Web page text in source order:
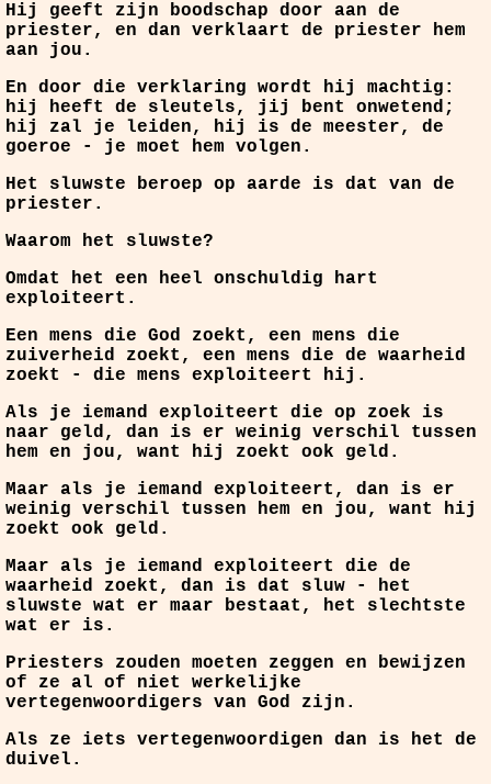
Hij geeft zijn boodschap door aan de
priester, en dan verklaart de priester hem
aan jou.
En door die verklaring wordt hij machtig:
hij heeft de sleutels, jij bent onwetend;
hij zal je leiden, hij is de meester, de
goeroe - je moet hem volgen.
Het sluwste beroep op aarde is dat van de
priester.
Waarom het sluwste?
Omdat het een heel onschuldig hart
exploiteert.
Een mens die God zoekt, een mens die
zuiverheid zoekt, een mens die de waarheid
zoekt - die mens exploiteert hij.
Als je iemand exploiteert die op zoek is
naar geld, dan is er weinig verschil tussen
hem en jou, want hij zoekt ook geld.
Maar als je iemand exploiteert, dan is er
weinig verschil tussen hem en jou, want hij
zoekt ook geld.
Maar als je iemand exploiteert die de
waarheid zoekt, dan is dat sluw - het
sluwste wat er maar bestaat, het slechtste
wat er is.
Priesters zouden moeten zeggen en bewijzen
of ze al of niet werkelijke
vertegenwoordigers van God zijn.
Als ze iets vertegenwoordigen dan is het de
duivel.